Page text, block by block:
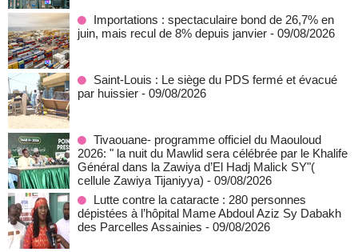
Importations : spectaculaire bond de 26,7% en
juin, mais recul de 8% depuis janvier - 09/08/2026
Saint-Louis : Le siège du PDS fermé et évacué
par huissier - 09/08/2026
Tivaouane- programme officiel du Maouloud
2026: " la nuit du Mawlid sera célébrée par le Khalife
Général dans la Zawiya d’El Hadj Malick SY"(
cellule Zawiya Tijaniyya) - 09/08/2026
Lutte contre la cataracte : 280 personnes
dépistées à l’hôpital Mame Abdoul Aziz Sy Dabakh
des Parcelles Assainies - 09/08/2026